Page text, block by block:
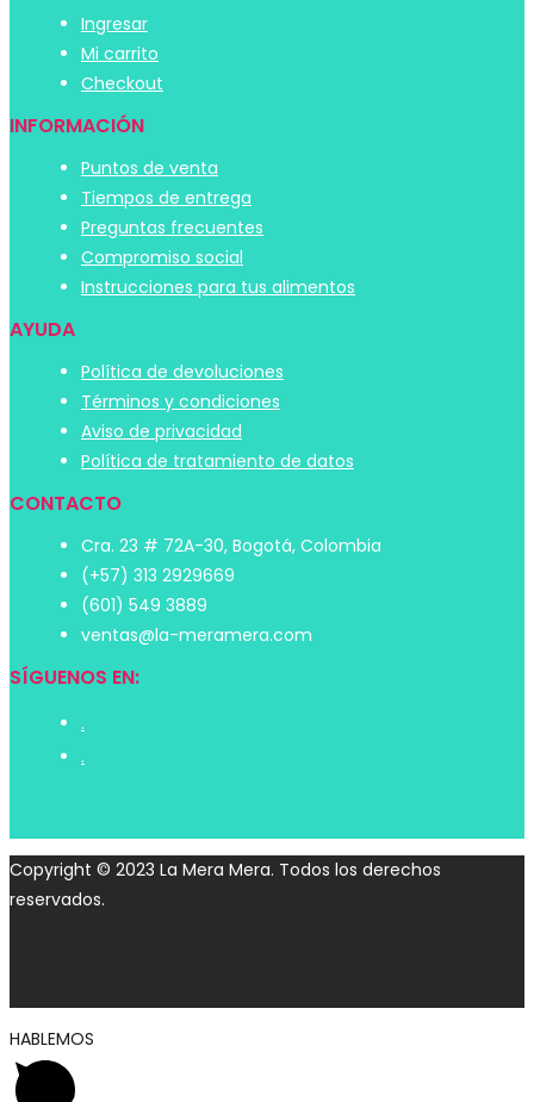
Ingresar
Mi carrito
Checkout
INFORMACIÓN
Puntos de venta
Tiempos de entrega
Preguntas frecuentes
Compromiso social
Instrucciones para tus alimentos
AYUDA
Política de devoluciones
Términos y condiciones
Aviso de privacidad
Política de tratamiento de datos
CONTACTO
Cra. 23 # 72A-30, Bogotá, Colombia
(+57) 313 2929669
(601) 549 3889
ventas@la-meramera.com
SÍGUENOS EN:
.
.
Copyright © 2023 La Mera Mera. Todos los derechos
reservados.
HABLEMOS